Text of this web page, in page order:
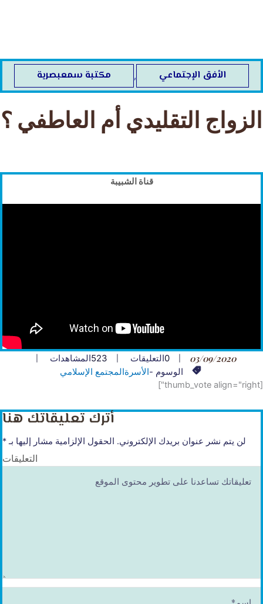
الأفق الإجتماعي , مكتبة سمعبصرية
الزواج التقليدي أم العاطفي ؟
قناة الشبيبة
03/09/2020
0التعليقات 523المشاهدات
الوسوم -الأسرةالمجتمع الإسلامي
[thumb_vote align="right"]
أترك تعليقاتك هنا
لن يتم نشر عنوان بريدك الإلكتروني. الحقول الإلزامية مشار إليها بـ*
التعليقات